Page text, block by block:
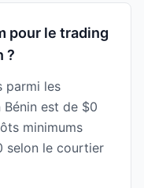
pour le trading
?
parmi les
est de $0
minimums
selon le courtier